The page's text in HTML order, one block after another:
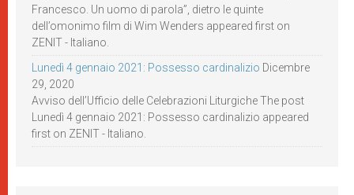
Francesco. Un uomo di parola”, dietro le quinte
dell’omonimo film di Wim Wenders appeared first on
ZENIT - Italiano.
Lunedì 4 gennaio 2021: Possesso cardinalizio Dicembre
29, 2020
Avviso dell’Ufficio delle Celebrazioni Liturgiche The post
Lunedì 4 gennaio 2021: Possesso cardinalizio appeared
first on ZENIT - Italiano.